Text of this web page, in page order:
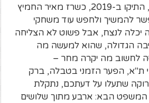
השתיים בפלייאוף של 2015, התיקו ב-2019, כשרז מאיר החמיץ
בדקה ה-90, ואפשר להמשיך ולחפש עוד משחקי
יכלה לנצח, אבל פשוט לא הצליחה
הגדולה, שהוא למעשה מה
לחשוב מה יקרה מחר –
ת"א, הפער הזמני בטבלה, ברק
שתעלו על דעתכם, נתקלת
המשפט הבא: ארבע מתוך שלושים